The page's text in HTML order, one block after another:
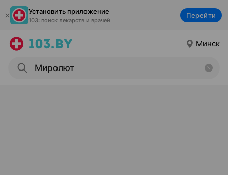
Установить приложение
103: поиск лекарств и врачей
Перейти
Минск